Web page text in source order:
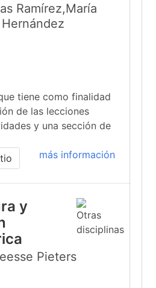
Ramírez,María
tiene como finalidad
de las lecciones
y una sección de
más información
y
Pieters